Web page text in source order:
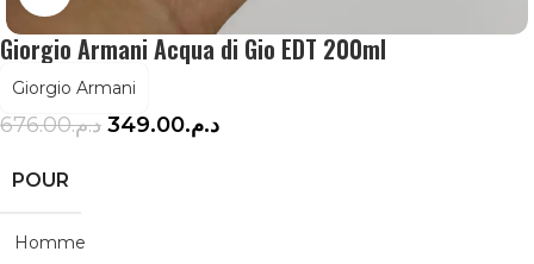
Giorgio Armani Acqua di Gio EDT 200ml
Giorgio Armani
د.م.676.00 د.م.349.00
POUR
Homme